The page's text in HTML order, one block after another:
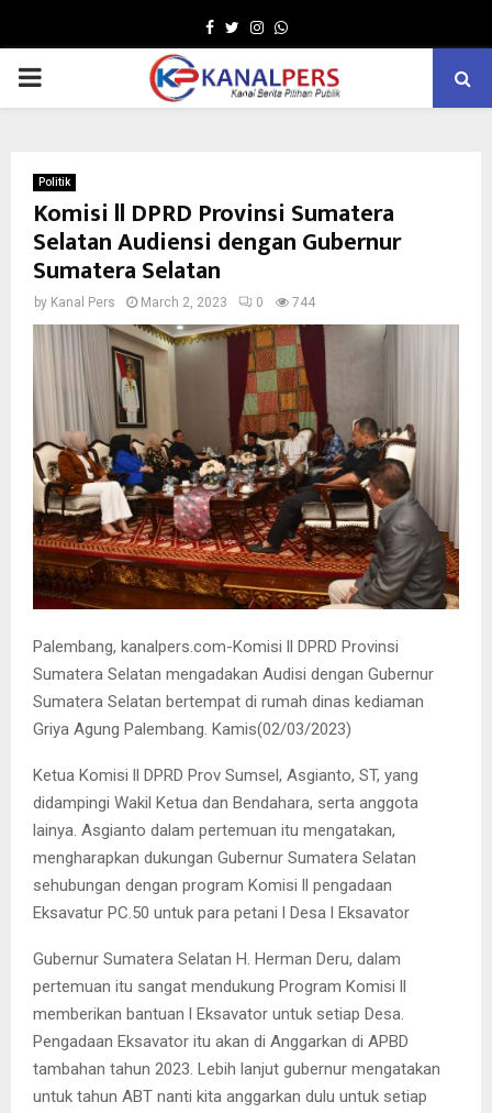
Facebook
TwitterInstagram
Whatsapp
PRIMARY
Politik
Komisi ll DPRD Provinsi Sumatera
Selatan Audiensi dengan Gubernur
Sumatera Selatan
by Kanal Pers March 2, 2023 0 744
Palembang, kanalpers.com-Komisi ll DPRD Provinsi
Sumatera Selatan mengadakan Audisi dengan Gubernur
Sumatera Selatan bertempat di rumah dinas kediaman
Griya Agung Palembang. Kamis(02/03/2023)
Ketua Komisi ll DPRD Prov Sumsel, Asgianto, ST, yang
didampingi Wakil Ketua dan Bendahara, serta anggota
lainya. Asgianto dalam pertemuan itu mengatakan,
mengharapkan dukungan Gubernur Sumatera Selatan
sehubungan dengan program Komisi ll pengadaan
Eksavatur PC.50 untuk para petani l Desa l Eksavator
Gubernur Sumatera Selatan H. Herman Deru, dalam
pertemuan itu sangat mendukung Program Komisi ll
memberikan bantuan l Eksavator untuk setiap Desa.
Pengadaan Eksavator itu akan di Anggarkan di APBD
tambahan tahun 2023. Lebih lanjut gubernur mengatakan
untuk tahun ABT nanti kita anggarkan dulu untuk setiap